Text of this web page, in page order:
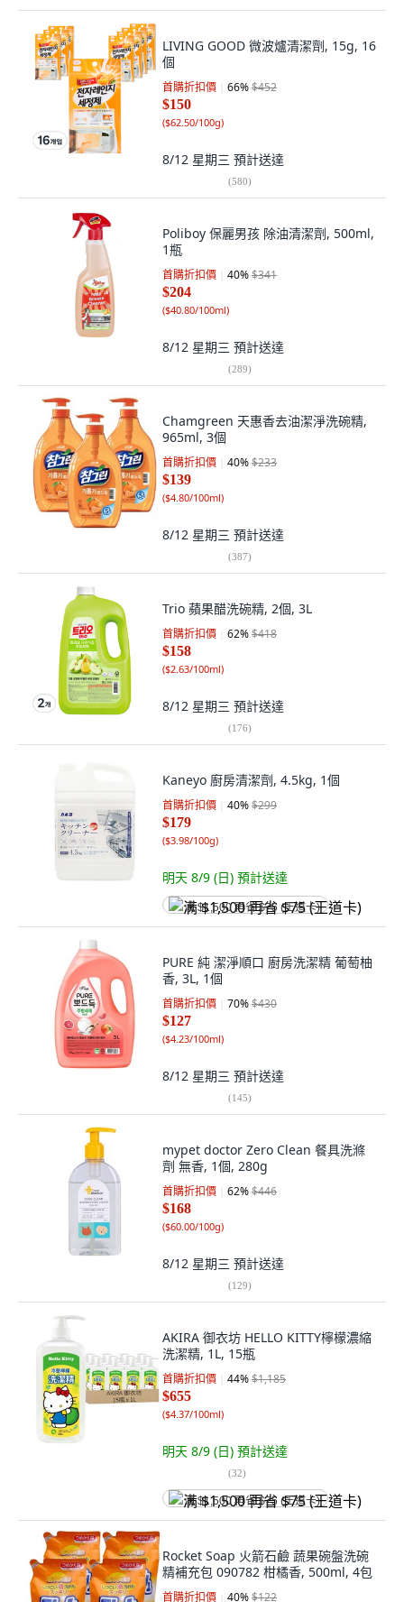
LIVING GOOD 微波爐清潔劑, 15g, 16
個
首購折扣價 66%$452
$150
($62.50/100g)
8/12 星期三 預計送達
(580)
Poliboy 保麗男孩 除油清潔劑, 500ml,
1瓶
首購折扣價 40%$341
$204
($40.80/100ml)
8/12 星期三 預計送達
(289)
Chamgreen 天惠香去油潔淨洗碗精,
965ml, 3個
首購折扣價 40%$233
$139
($4.80/100ml)
8/12 星期三 預計送達
(387)
Trio 蘋果醋洗碗精, 2個, 3L
首購折扣價 62%$418
$158
($2.63/100ml)
8/12 星期三 預計送達
(176)
Kaneyo 廚房清潔劑, 4.5kg, 1個
首購折扣價 40%$299
$179
($3.98/100g)
明天 8/9 (日) 預計送達
满 $1,500 再省 $75 (王道卡)
PURE 純 潔淨順口 廚房洗潔精 葡萄柚
香, 3L, 1個
首購折扣價 70%$430
$127
($4.23/100ml)
8/12 星期三 預計送達
(145)
mypet doctor Zero Clean 餐具洗滌
劑 無香, 1個, 280g
首購折扣價 62%$446
$168
($60.00/100g)
8/12 星期三 預計送達
(129)
AKIRA 御衣坊 HELLO KITTY檸檬濃縮
洗潔精, 1L, 15瓶
首購折扣價 44%$1,185
$655
($4.37/100ml)
明天 8/9 (日) 預計送達
(32)
满 $1,500 再省 $75 (王道卡)
Rocket Soap 火箭石鹼 蔬果碗盤洗碗
精補充包 090782 柑橘香, 500ml, 4包
首購折扣價 40%$122